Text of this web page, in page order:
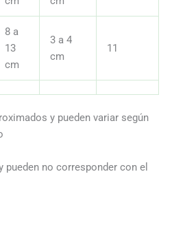
8 a
13
cm
3 a 4
cm
11
y pueden variar según
no corresponder con el